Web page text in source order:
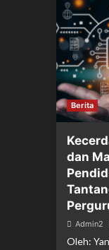
Berita
dan
Admin2
Oleh: